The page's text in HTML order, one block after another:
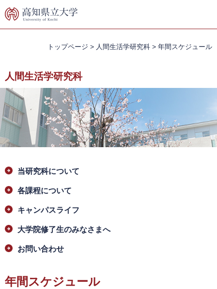
ー
す。
ニ
て
本
文
へ
トップページ > 人間生活学研究科 > 年間スケジュール
人間生活学研究科
文
当研究科について
各課程について
キャンパスライフ
大学院修了生のみなさまへ
お問い合わせ
年間スケジュール